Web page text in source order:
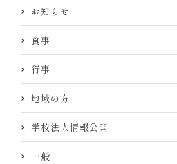
お知らせ
食事
行事
地域の方
学校法人情報公開
一般